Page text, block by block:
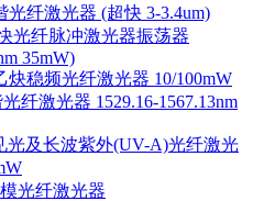
纤激光器 (超快 3-3.4um)
光纤脉冲激光器振荡器
35mW)
炔稳频光纤激光器 10/100mW
纤激光器 1529.16-1567.13nm
光及长波紫外(UV-A)光纤激光
光纤激光器